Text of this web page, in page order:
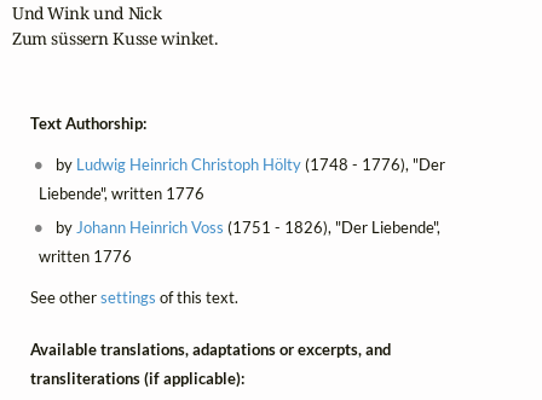
Und Wink und Nick
Zum süssern Kusse winket.
Text Authorship:
by Ludwig Heinrich Christoph Hölty(1748 - 1776), "Der
Liebende", written 1776
by Johann Heinrich Voss (1751 - 1826), "Der Liebende",
written 1776
See othersettings of this text.
Available translations, adaptations or excerpts, and
transliterations (if applicable):